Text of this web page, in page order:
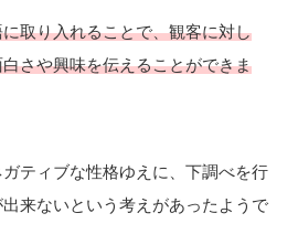
取り入れることで、観客に対し
さや興味を伝えることができま
ティブな性格ゆえに、下調べを行
来ないという考えがあったようで